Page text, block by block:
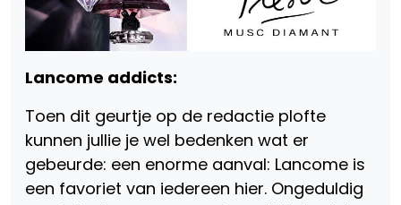
Lancome addicts:
Toen dit geurtje op de redactie plofte
kunnen jullie je wel bedenken wat er
gebeurde: een enorme aanval: Lancome is
een favoriet van iedereen hier. Ongeduldig